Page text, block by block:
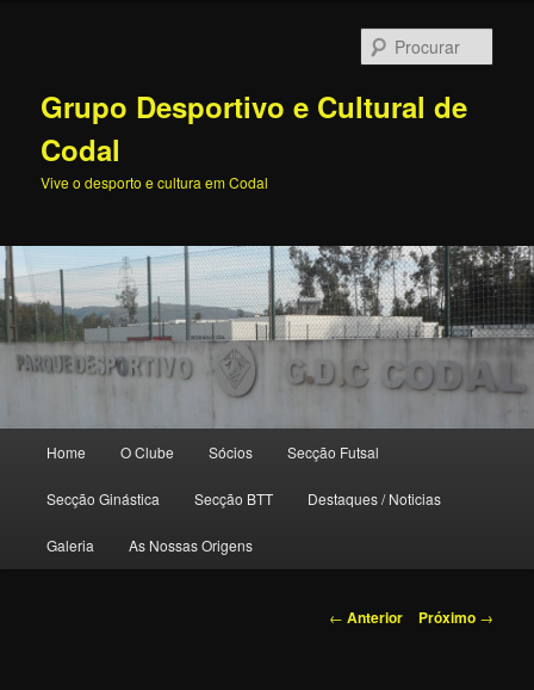
Grupo Desportivo e Cultural de
Codal
Vive o desporto e cultura em Codal
principal
Saltar
para
o
Home O Clube Sócios Secção Futsal
Secção Ginástica Secção BTT Destaques / Noticias
Galeria As Nossas Origens
Navegação
← Anterior Próximo →